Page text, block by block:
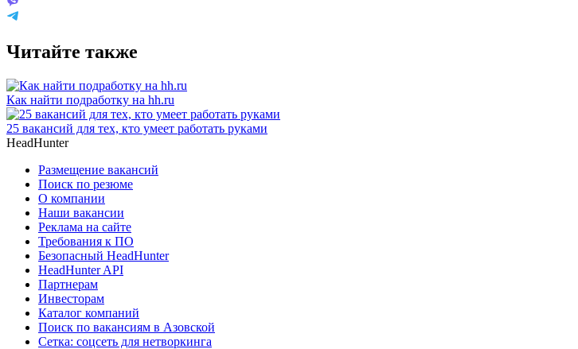
Читайте также
Как найти подработку на hh.ru
25 вакансий для тех, кто умеет работать руками
HeadHunter
Размещение вакансий
Поиск по резюме
О компании
Наши вакансии
Реклама на сайте
Требования к ПО
Безопасный HeadHunter
HeadHunter API
Партнерам
Инвесторам
Каталог компаний
Поиск по вакансиям в Азовской
Сетка: соцсеть для нетворкинга